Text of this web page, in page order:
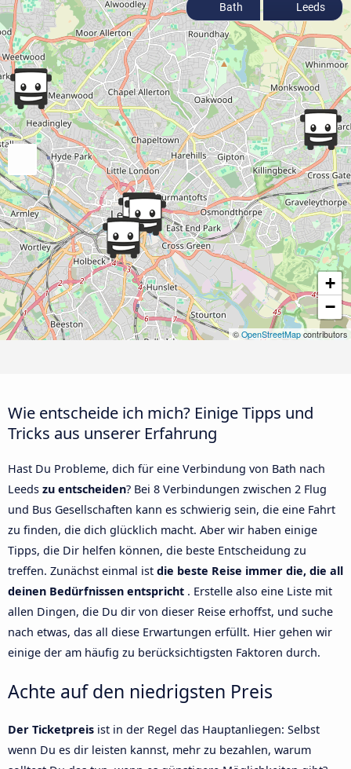
+
−
© OpenStreetMap contributors
Bath Leeds
Wie entscheide ich mich? Einige Tipps und
Tricks aus unserer Erfahrung
Hast Du Probleme, dich für eine Verbindung von Bath nach
Leeds zu entscheiden? Bei 8 Verbindungen zwischen 2 Flug
und Bus Gesellschaften kann es schwierig sein, die eine Fahrt
zu finden, die dich glücklich macht. Aber wir haben einige
Tipps, die Dir helfen können, die beste Entscheidung zu
treffen. Zunächst einmal ist die beste Reise immer die, die all
deinen Bedürfnissen entspricht . Erstelle also eine Liste mit
allen Dingen, die Du dir von dieser Reise erhoffst, und suche
nach etwas, das all diese Erwartungen erfüllt. Hier gehen wir
einige der am häufig zu berücksichtigsten Faktoren durch.
Achte auf den niedrigsten Preis
Der Ticketpreis ist in der Regel das Hauptanliegen: Selbst
wenn Du es dir leisten kannst, mehr zu bezahlen, warum